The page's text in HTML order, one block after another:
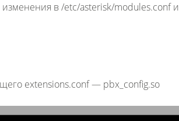
изменения в /etc/asterisk/modules.conf и
extensions.conf — pbx_config.so